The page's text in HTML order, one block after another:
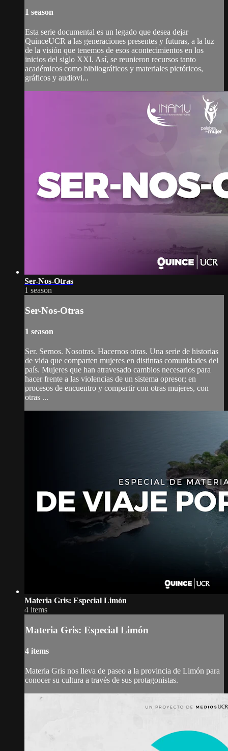
1 season
Esta serie documental es un legado que desea dejar
QuinceUCR a las generaciones presentes y futuras, a la luz
de la visión que tenemos de esos acontecimientos en los
inicios del siglo XXI. Así, se reunieron recursos tanto
académicos como bibliográficos y materiales pictóricos,
gráficos y audiovi...
Ser-Nos-Otras
1 season
Ser-Nos-Otras
1 season
Ser. Sernos. Nosotras. Hacernos otras. Una serie de historias
de vida que comparten mujeres en distintas comunidades del
país. Mujeres que han atravesado cambios necesarios para
hacer frente a las violencias de un sistema opresor; en
procesos de encuentro y compartir con otras mujeres, con
otras ...
Materia Gris: Especial Limón
4 items
Materia Gris: Especial Limón
4 items
Materia Gris nos lleva de paseo a la provincia de Limón para
conocer su cultura a través de sus protagonistas.